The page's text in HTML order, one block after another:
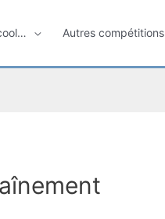
Autres compétitions